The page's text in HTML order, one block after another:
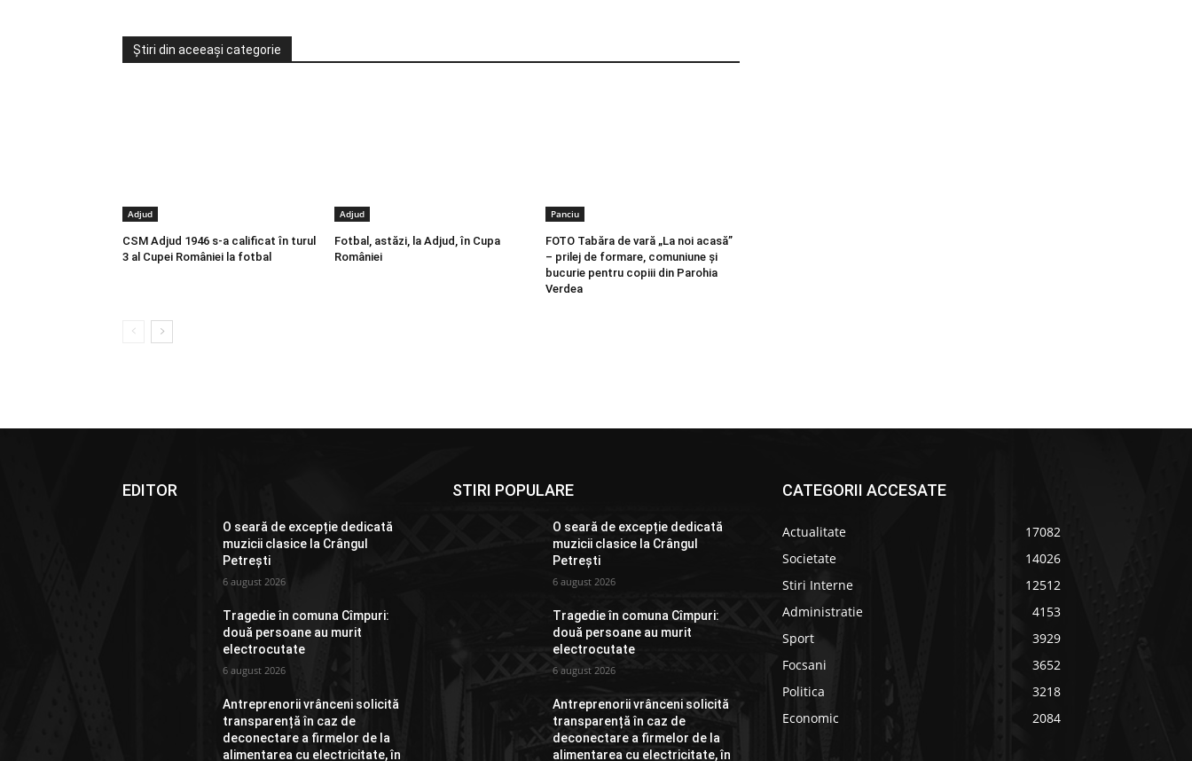
Știri din aceeași categorie
Adjud
CSM Adjud 1946 s-a calificat în turul
3 al Cupei României la fotbal
Adjud
Fotbal, astăzi, la Adjud, în Cupa
României
Panciu
FOTO Tabăra de vară „La noi acasă”
– prilej de formare, comuniune și
bucurie pentru copiii din Parohia
Verdea
EDITOR
O seară de excepție dedicată
muzicii clasice la Crângul
Petrești
6 august 2026
Tragedie în comuna Cîmpuri:
două persoane au murit
electrocutate
6 august 2026
Antreprenorii vrânceni solicită
transparență în caz de
deconectare a firmelor de la
alimentarea cu electricitate, în
STIRI POPULARE
O seară de excepție dedicată
muzicii clasice la Crângul
Petrești
6 august 2026
Tragedie în comuna Cîmpuri:
două persoane au murit
electrocutate
6 august 2026
Antreprenorii vrânceni solicită
transparență în caz de
deconectare a firmelor de la
alimentarea cu electricitate, în
CATEGORII ACCESATE
Actualitate
17082
Societate
14026
Stiri Interne
12512
Administratie
4153
Sport
3929
Focsani
3652
Politica
3218
Economic
2084